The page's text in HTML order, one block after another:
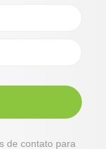
de contato para